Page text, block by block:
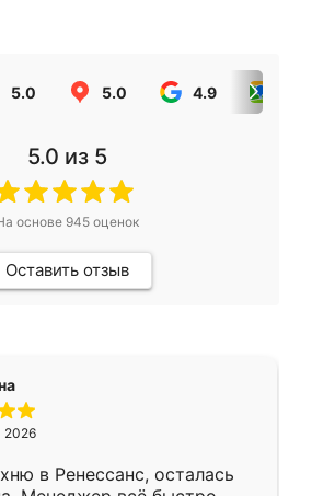
5.0 5.0 4.9
5.0 из 5
основе 945оценок
Оставить отзыв
2026
в Ренессанс, осталась